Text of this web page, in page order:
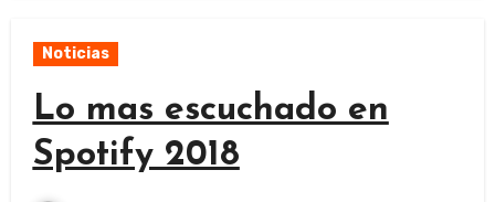
Noticias
Lo mas escuchado en
Spotify 2018